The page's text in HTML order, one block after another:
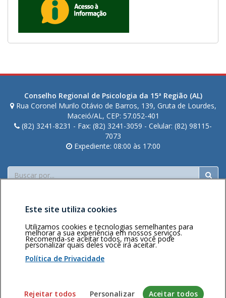
Conselho Regional de Psicologia da 15ª Região (AL)
Rua Coronel Murilo Otávio de Barros, 139, Gruta de Lourdes,
Maceió/AL, CEP: 57.052-401
(82) 3241-8231 - Fax: (82) 3241-3059 - Celular: (82) 98115-
7073
Expediente: 08:00 às 17:00
Buscar
Área restritaPolítica de
privacidadePersonalização
de cookies
Sistema desenvolvido pela Gerência de Tecnologia da
Este site utiliza cookies
Utilizamos cookies e tecnologias semelhantes para
melhorar a sua experiência em nossos serviços.
Recomenda-se aceitar todos, mas você pode
personalizar quais deles você irá aceitar.
Política de Privacidade
Rejeitar todos Personalizar Aceitar todos